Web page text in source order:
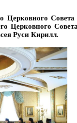
Церковного
Церковного
Руси Кирилл.